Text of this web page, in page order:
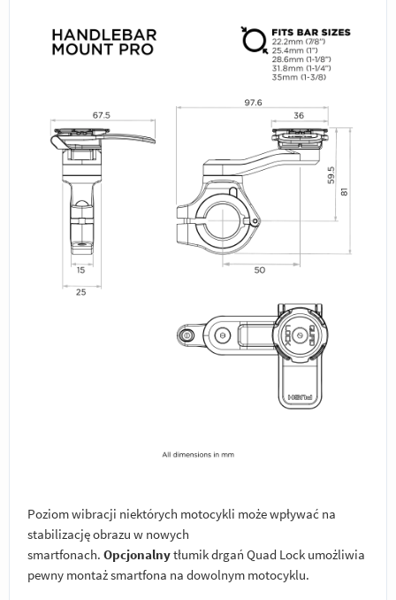
Poziom wibracji niektórych motocykli może wpływać na
stabilizację obrazu w nowych
smartfonach. Opcjonalnytłumik drgań Quad Lock umożliwia
pewny montaż smartfona na dowolnym motocyklu.